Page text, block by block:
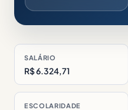
SALÁRIO
R$ 6.324,71
ESCOLARIDADE